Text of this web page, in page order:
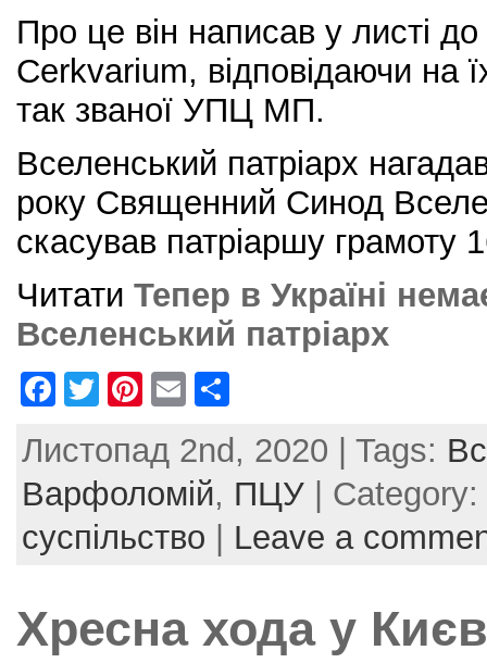
Про це він написав у листі
Сerkvarium, відповідаючи на
так званої УПЦ МП.
Вселенський патріарх
року Священний Синод
скасував патріаршу грамоту
Читати Тепер в Україні
Вселенський патріарх
F
c
e
b
k
T
itt
er
Pi
er
e
st
E
ai
l
ar
e
Листопад 2nd, 2020 | Tags:
Варфоломій, ПЦУ | Category:
суспільство
Leave a
Хресна хода у